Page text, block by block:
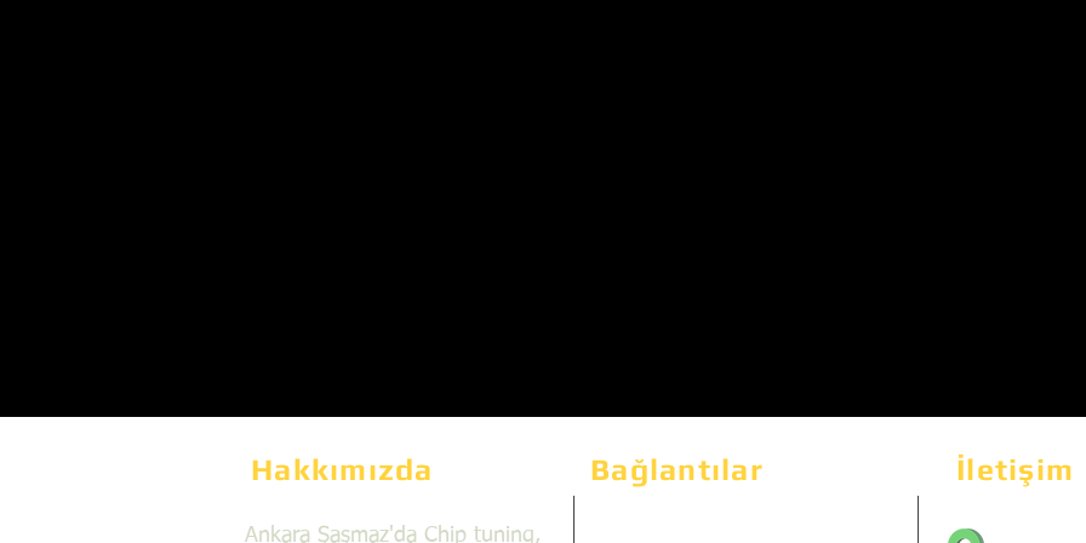
Hakkımızda Bağlantılar İletişim
Ankara Şaşmaz'da Chip tuning,